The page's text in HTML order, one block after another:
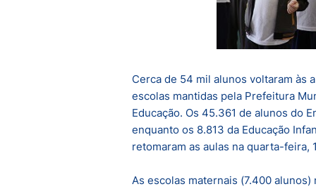
Cerca de 54 mil alunos voltaram às
escolas mantidas pela Prefeitura
Educação. Os 45.361 de alunos do
enquanto os 8.813 da Educação
retomaram as aulas na quarta-feira,
As escolas maternais (7.400